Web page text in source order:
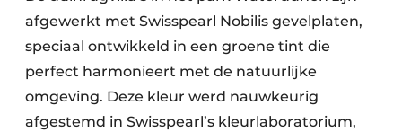
afgewerkt met Swisspearl Nobilis gevelplaten,
speciaal ontwikkeld in een groene tint die
perfect harmonieert met de natuurlijke
omgeving. Deze kleur werd nauwkeurig
afgestemd in Swisspearl’s kleurlaboratorium,